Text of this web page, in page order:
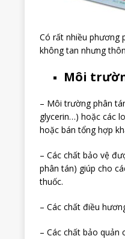
Có rất nhiều phương
không tan nhưng
Môi
– Môi trường phân
glycerin…) hoặc các
hoặc bán tổng hợp
– Các chất bảo vệ
phân tán) giúp cho
thuốc.
– Các chất điều
– Các chất bảo quản